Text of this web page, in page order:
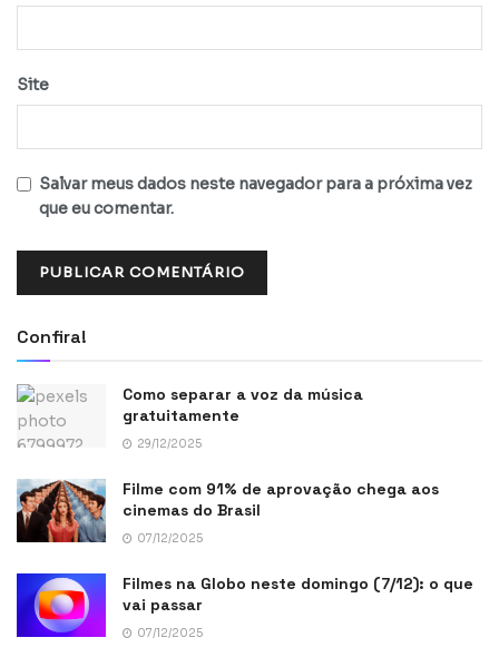
Site
Salvar meus dados neste navegador para a próxima vez
que eu comentar.
Confira!
Como separar a voz da música
gratuitamente
29/12/2025
Filme com 91% de aprovação chega aos
cinemas do Brasil
07/12/2025
Filmes na Globo neste domingo (7/12): o que
vai passar
07/12/2025